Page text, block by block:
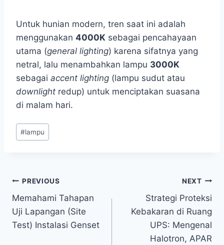
Untuk hunian modern, tren saat ini adalah
menggunakan 4000K sebagai pencahayaan
utama (general lighting) karena sifatnya yang
netral, lalu menambahkan lampu 3000K
sebagai accent lighting (lampu sudut atau
downlight redup) untuk menciptakan suasana
di malam hari.
#lampu
PREVIOUS
Memahami Tahapan
Uji Lapangan (Site
Test) Instalasi Genset
NEXT
Strategi Proteksi
Kebakaran di Ruang
UPS: Mengenal
Halotron, APAR